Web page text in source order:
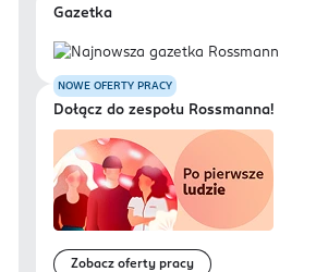
Gazetka
NOWE OFERTY PRACY
Dołącz do zespołu Rossmanna!
Zobacz oferty pracy